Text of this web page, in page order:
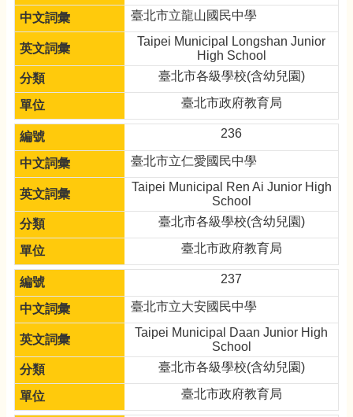
臺北市立龍山國民中學
Taipei Municipal Longshan Junior
High School
臺北市各級學校(含幼兒園)
臺北市政府教育局
236
臺北市立仁愛國民中學
Taipei Municipal Ren Ai Junior High
School
臺北市各級學校(含幼兒園)
臺北市政府教育局
237
臺北市立大安國民中學
Taipei Municipal Daan Junior High
School
臺北市各級學校(含幼兒園)
臺北市政府教育局